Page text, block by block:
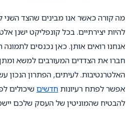
מה קורה כאשר אנו מבינים שהצד השני
להיות יצירתיים. בכל קונפליקט ישנן
אנחנו רואים אותן. כאן נכנסים
חברו את הצדדים המעורבים למשא
האלטרנטיבות. לעיתים, הפתרון הנכון
אפשר לפתח רעיונות חדשיםשיכולים
להבטיח שהמוניטין של העסק שלכם